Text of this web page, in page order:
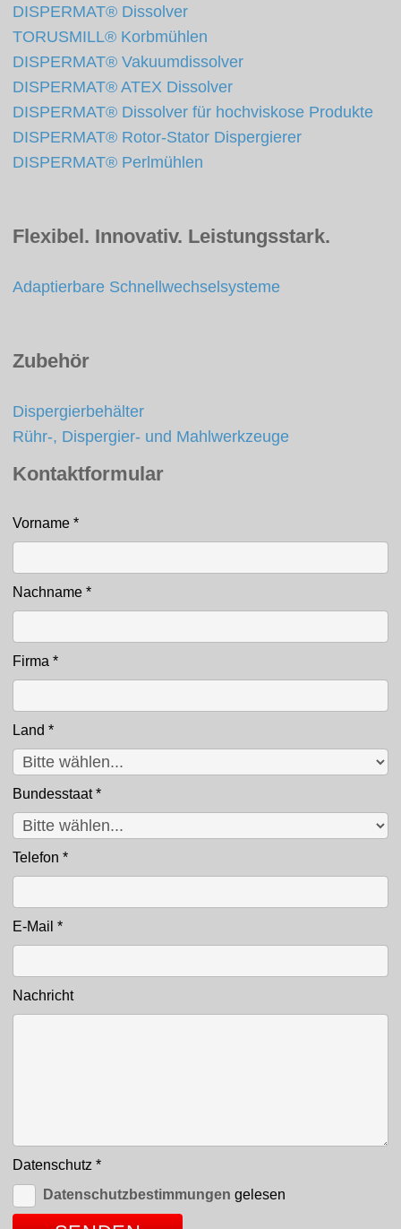
DISPERMAT® Dissolver
TORUSMILL® Korbmühlen
DISPERMAT® Vakuumdissolver
DISPERMAT® ATEX Dissolver
DISPERMAT® Dissolver für hochviskose Produkte
DISPERMAT® Rotor-Stator Dispergierer
DISPERMAT® Perlmühlen
Flexibel. Innovativ. Leistungsstark.
Adaptierbare Schnellwechselsysteme
Zubehör
Dispergierbehälter
Rühr-, Dispergier- und Mahlwerkzeuge
Kontaktformular
Kontakt
Vorname *
Nachname *
Firma *
Land *
Bundesstaat*
Telefon *
E-Mail *
Nachricht
Datenschutz *
Datenschutzbestimmungen gelesen